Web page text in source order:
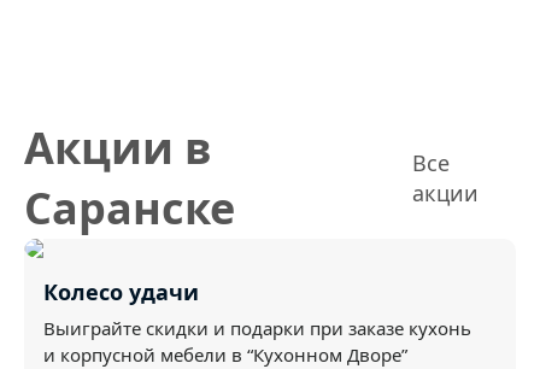
Акции в
Саранске
Все
акции
Колесо удачи
Выиграйте скидки и подарки при заказе кухонь
и корпусной мебели в “Кухонном Дворе”